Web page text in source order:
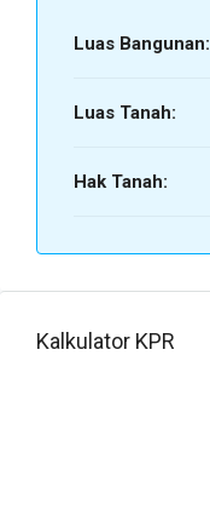
Luas Bangunan:
Luas Tanah:
Hak Tanah:
Kalkulator KPR